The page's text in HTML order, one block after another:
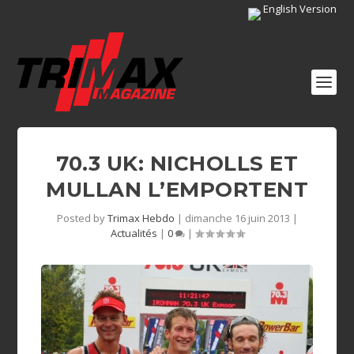
English Version
70.3 UK: NICHOLLS ET
MULLAN L’EMPORTENT
Posted byTrimax Hebdo | dimanche 16 juin 2013 |
Actualités | 0 |